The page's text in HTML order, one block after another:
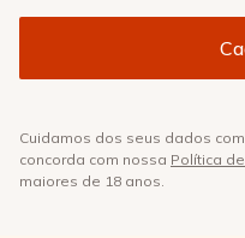
Cuidamos dos seus dados
concorda com nossa Política
maiores de 18 anos.